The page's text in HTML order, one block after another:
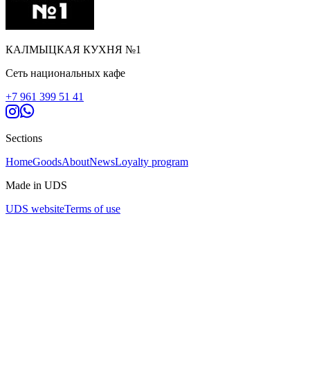
КАЛМЫЦКАЯ КУХНЯ №1
Сеть национальных кафе
+7 961 399 51 41
Sections
HomeGoodsAboutNewsLoyalty program
Made in UDS
UDS websiteTerms of use